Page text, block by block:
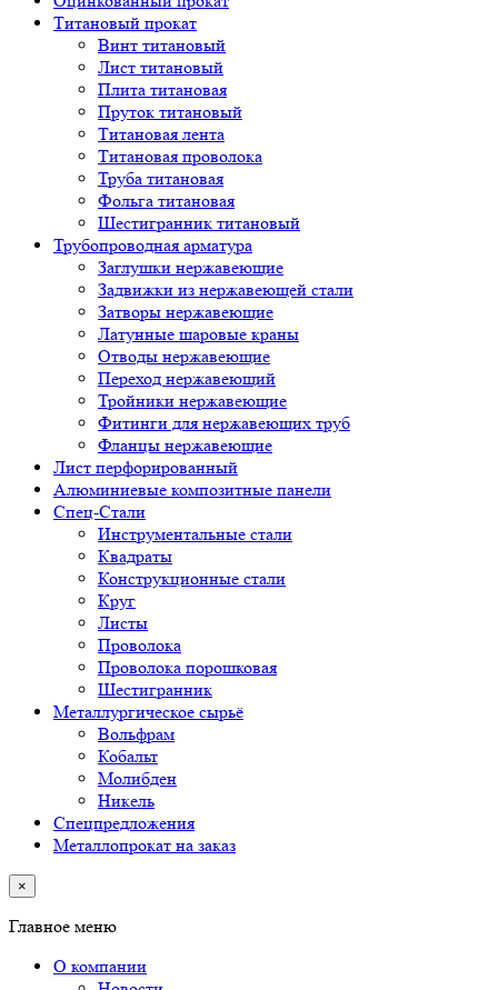
Титановый прокат
Винт титановый
Лист титановый
Плита титановая
Пруток титановый
Титановая лента
Титановая проволока
Труба титановая
Фольга титановая
Шестигранник титановый
Трубопроводная арматура
Заглушки нержавеющие
Задвижки из нержавеющей стали
Затворы нержавеющие
Латунные шаровые краны
Отводы нержавеющие
Переход нержавеющий
Тройники нержавеющие
Фитинги для нержавеющих труб
Фланцы нержавеющие
Лист перфорированный
Алюминиевые композитные панели
Спец-Стали
Инструментальные стали
Квадраты
Конструкционные стали
Круг
Листы
Проволока
Проволока порошковая
Шестигранник
Металлургическое сырьё
Вольфрам
Кобальт
Молибден
Никель
Спецпредложения
Металлопрокат на заказ
×
Главное меню
О компании